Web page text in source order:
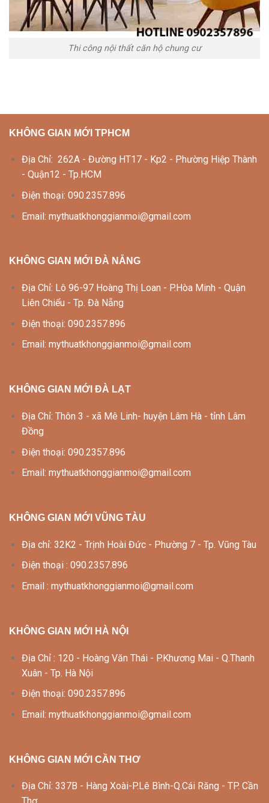
Thi công nội thất căn hộ chung cư
KHÔNG GIAN MỚI TPHCM
Địa Chỉ: 262A - Đường HT17 - Kp2 - Phường Hiệp Thành
- Quận12 - Tp.HCM
Điện thoại: 090.2357.896
Email: mythuatkhonggianmoi@gmail.com
KHÔNG GIAN MỚI ĐÀ NẴNG
Địa Chỉ: Lô 96-97 Hoàng Thị Loan - P.Hòa Minh - Quận
Liên Chiểu - Tp. Đà Nẵng
Điện thoại: 090.2357.896
Email: mythuatkhonggianmoi@gmail.com
KHÔNG GIAN MỚI ĐÀ LẠT
Địa Chỉ: Thôn 3 - xã Mê Linh- huyện Lâm Hà - tỉnh Lâm
Đồng
Điện thoại: 090.2357.896
Email: mythuatkhonggianmoi@gmail.com
KHÔNG GIAN MỚI VŨNG TÀU
Địa chỉ: 32K2 - Trịnh Hoài Đức - Phường 7 - Tp. Vũng Tàu
Điện thoại : 090.2357.896
Email : mythuatkhonggianmoi@gmail.com
KHÔNG GIAN MỚI HÀ NỘI
Địa Chỉ : 120 - Hoàng Văn Thái - P.Khương Mai - Q.Thanh
Xuân - Tp. Hà Nội
Điện thoại: 090.2357.896
Email: mythuatkhonggianmoi@gmail.com
KHÔNG GIAN MỚI CẦN THƠ
Địa Chỉ: 337B - Hàng Xoài-P.Lê Bình-Q.Cái Răng - TP. Cần